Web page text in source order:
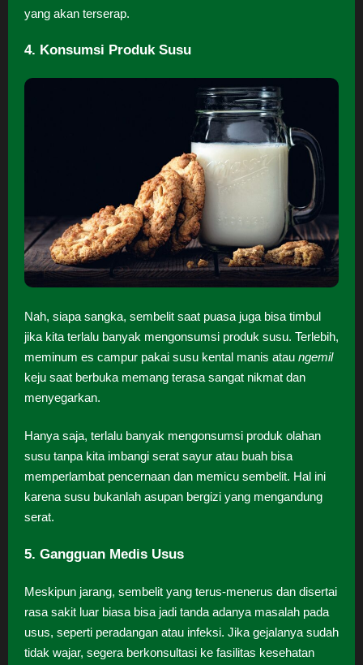
yang akan terserap.
4. Konsumsi Produk Susu
Nah, siapa sangka, sembelit saat puasa juga bisa timbul
jika kita terlalu banyak mengonsumsi produk susu. Terlebih,
meminum es campur pakai susu kental manis atau ngemil
keju saat berbuka memang terasa sangat nikmat dan
menyegarkan.
Hanya saja, terlalu banyak mengonsumsi produk olahan
susu tanpa kita imbangi serat sayur atau buah bisa
memperlambat pencernaan dan memicu sembelit. Hal ini
karena susu bukanlah asupan bergizi yang mengandung
serat.
5. Gangguan Medis Usus
Meskipun jarang, sembelit yang terus-menerus dan disertai
rasa sakit luar biasa bisa jadi tanda adanya masalah pada
usus, seperti peradangan atau infeksi. Jika gejalanya sudah
tidak wajar, segera berkonsultasi ke fasilitas kesehatan